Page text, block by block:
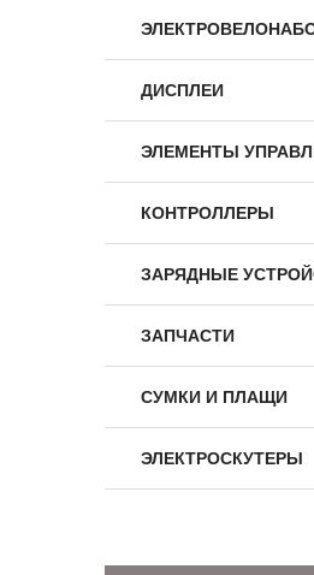
ДИСПЛЕИ
ЭЛЕМЕНТЫ
КОНТРОЛЛЕРЫ
ЗАРЯДНЫЕ
ЗАПЧАСТИ
СУМКИ И ПЛАЩИ
ЭЛЕКТРОСКУТЕРЫ